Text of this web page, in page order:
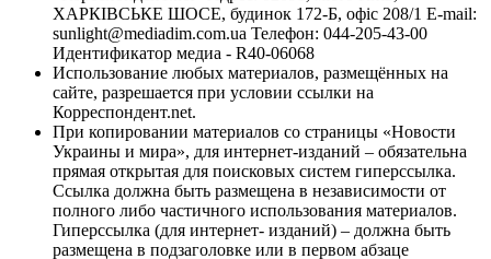
ХАРКІВСЬКЕ ШОСЕ, будинок 172-Б, офіс 208/1 E-mail:
sunlight@mediadim.com.ua Телефон: 044-205-43-00
Идентификатор медиа - R40-06068
Использование любых материалов, размещённых на
сайте, разрешается при условии ссылки на
Корреспондент.net.
При копировании материалов со страницы «Новости
Украины и мира», для интернет-изданий – обязательна
прямая открытая для поисковых систем гиперссылка.
Ссылка должна быть размещена в независимости от
полного либо частичного использования материалов.
Гиперссылка (для интернет- изданий) – должна быть
размещена в подзаголовке или в первом абзаце